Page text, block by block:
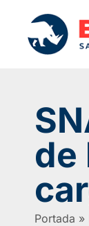
de
Portada »